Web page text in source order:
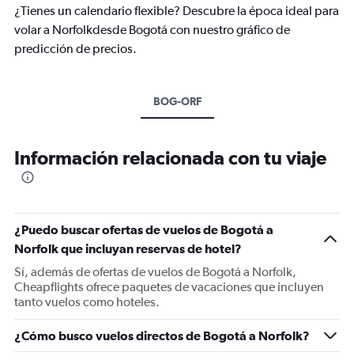
¿Tienes un calendario flexible? Descubre la época ideal para
volar a Norfolkdesde Bogotá con nuestro gráfico de
predicción de precios.
BOG-ORF
Información relacionada con tu viaje
¿Puedo buscar ofertas de vuelos de Bogotá a
Norfolk que incluyan reservas de hotel?
Sí, además de ofertas de vuelos de Bogotá a Norfolk,
Cheapflights ofrece paquetes de vacaciones que incluyen
tanto vuelos como hoteles.
¿Cómo busco vuelos directos de Bogotá a Norfolk?